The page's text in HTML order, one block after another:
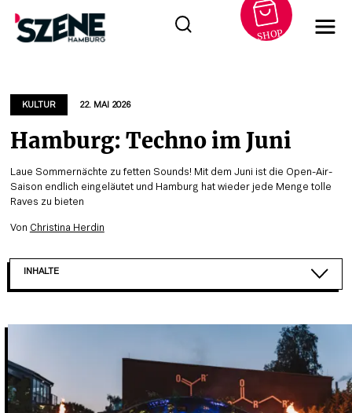
springen
SHOP
KULTUR 22. MAI 2026
Hamburg: Techno im Juni
Laue Sommernächte zu fetten Sounds! Mit dem Juni ist die Open-Air-
Saison endlich eingeläutet und Hamburg hat wieder jede Menge tolle
Raves zu bieten
Von Christina Herdin
INHALTE
ENDLESS SUMMER OPENING IM EDELFETTWERK: 6....
FEMTANYL IM UEBEL & GEFÄHRLICH: 16. JUNI